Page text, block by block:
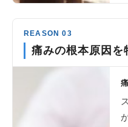
REASON 03
痛みの根本原因を